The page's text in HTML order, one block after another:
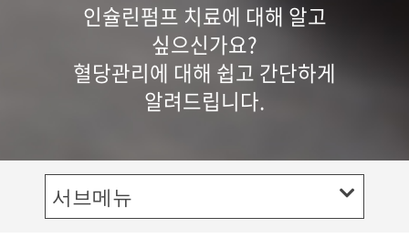
인슐린펌프 치료에 대해 알고
싶으신가요?
혈당관리에 대해 쉽고 간단하게
알려드립니다.
서브메뉴